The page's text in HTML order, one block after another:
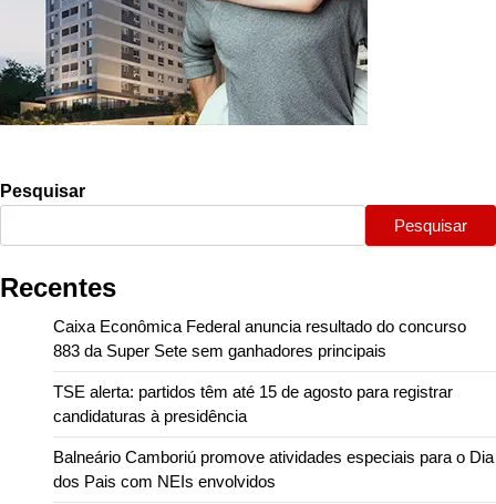
Pesquisar
Pesquisar
Recentes
Caixa Econômica Federal anuncia resultado do concurso
883 da Super Sete sem ganhadores principais
TSE alerta: partidos têm até 15 de agosto para registrar
candidaturas à presidência
Balneário Camboriú promove atividades especiais para o Dia
dos Pais com NEIs envolvidos